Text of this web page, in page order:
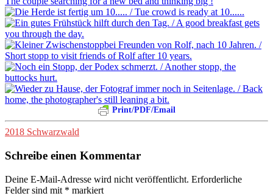
Print/PDF/Email
2018 Schwarzwald
Schreibe einen Kommentar
Deine E-Mail-Adresse wird nicht veröffentlicht. Erforderliche
Felder sind mit * markiert